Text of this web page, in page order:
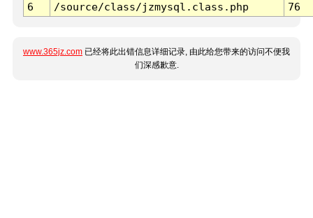
6
/source/class/jzmysql.class.php 76
www.365jz.com 已经将此出错信息详细记录, 由此给您带来的访问不便我
们深感歉意.